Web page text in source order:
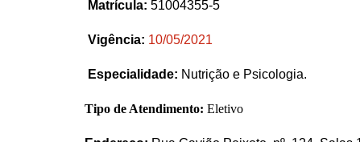
Matrícula: 51004355-5
Vigência: 10/05/2021
Especialidade: Nutrição e Psicologia.
Tipo de Atendimento: Eletivo